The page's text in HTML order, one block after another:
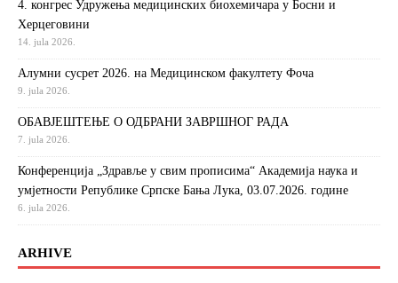
4. конгрес Удружења медицинских биохемичара у Босни и
Херцеговини
14. jula 2026.
Алумни сусрет 2026. на Медицинском факултету Фоча
9. jula 2026.
ОБАВЈЕШТЕЊЕ О ОДБРАНИ ЗАВРШНОГ РАДА
7. jula 2026.
Конференција „Здравље у свим прописима“ Академија наука и
умјетности Републике Српске Бања Лука, 03.07.2026. године
6. jula 2026.
ARHIVE